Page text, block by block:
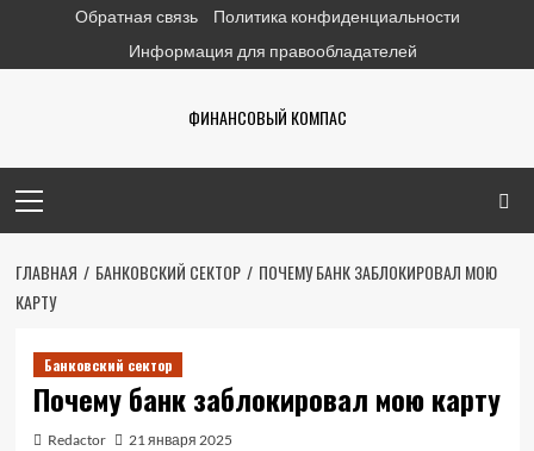
содержимому
Обратная связь
Политика конфиденциальности
Информация для правообладателей
ФИНАНСОВЫЙ КОМПАС
меню
ГЛАВНАЯ БАНКОВСКИЙ СЕКТОР
ПОЧЕМУ БАНК ЗАБЛОКИРОВАЛ МОЮ
КАРТУ
Банковский сектор
Почему банк заблокировал мою карту
Redactor 21 января 2025